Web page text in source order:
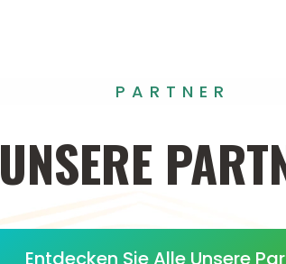
PARTNER
UNSERE
Entdecken Sie Alle Unsere